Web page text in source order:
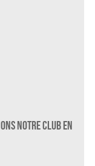
notre Club en